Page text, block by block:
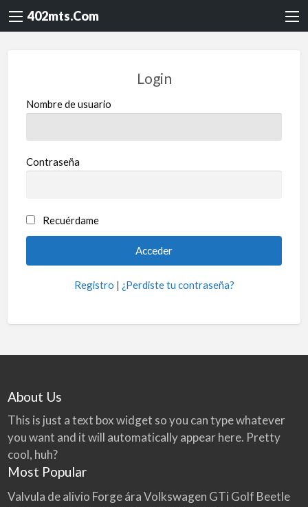
402mts.Com
Login
Nombre de usuario
Contraseña
Recuérdame
Registro | ¿Perdiste tu contraseña?
About Us
This is just a text box widget so you can type whatever
you want and it will automatically appear here. Pretty
cool, huh?
Most Popular
Valvula de alivio Forge ára Volkswagen GTi Golf Beetle